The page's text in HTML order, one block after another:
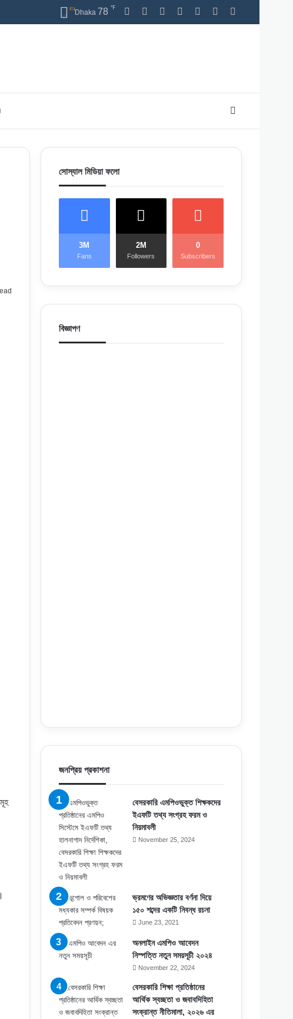
Dhaka 78 ℉ Facebook PinterestLinkedInYouTubeInstagram
সোস্যাল মিডিয়া ফলো
3M
Fans
2M
Followers
0
Subscribers
বিজ্ঞাপণ
জনপ্রিয় প্রকাশনা
বেসরকারি এমপিওভুক্ত শিক্ষকদের
ইএফটি তথ্য সংগ্রহ ফরম ও
নিয়মাবলী
November 25, 2024
ভ্রমণের অভিজ্ঞতার বর্ণনা দিয়ে
১৫০ শব্দের একটি নিবন্ধ রচনা
June 23, 2021
অনলাইন এমপিও আবেদন
নিস্পত্তি নতুন সময়সূচী ২০২৪
November 22, 2024
বেসরকারি শিক্ষা প্রতিষ্ঠানের
আর্থিক স্বচ্ছতা ও জবাবদিহিতা
সংক্রান্ত নীতিমালা, ২০২৬ এর